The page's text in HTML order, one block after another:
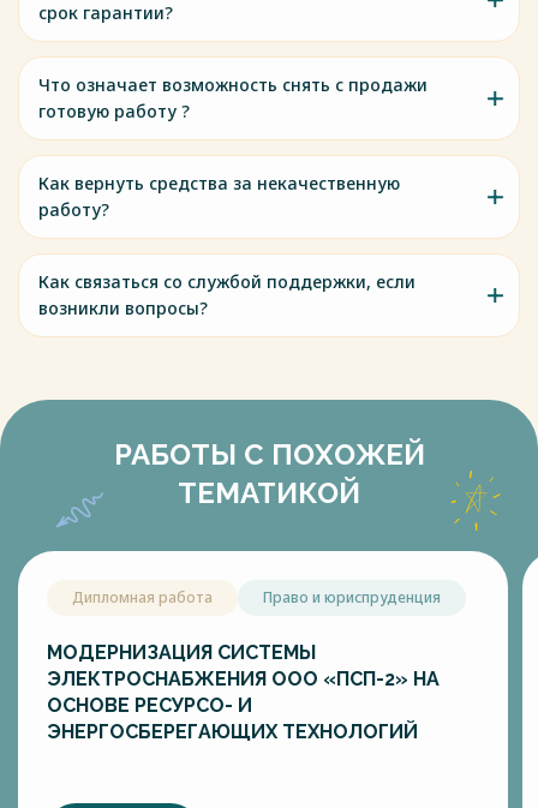
срок гарантии?
Что означает возможность снять с продажи
готовую работу ?
Как вернуть средства за некачественную
работу?
Как связаться со службой поддержки, если
возникли вопросы?
РАБОТЫ С ПОХОЖЕЙ
ТЕМАТИКОЙ
Дипломная работа Право и юриспруденция
МОДЕРНИЗАЦИЯ СИСТЕМЫ
ЭЛЕКТРОСНАБЖЕНИЯ ООО «ПСП-2» НА
ОСНОВЕ РЕСУРСО- И
ЭНЕРГОСБЕРЕГАЮЩИХ ТЕХНОЛОГИЙ